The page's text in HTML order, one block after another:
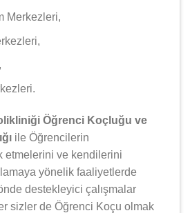
Merkezleri,
Öğrenci Koçluğu ve
ile Öğrencilerin
etmelerini ve kendilerini
yönelik faaliyetlerde
destekleyici çalışmalar
sizler de Öğrenci Koçu olmak